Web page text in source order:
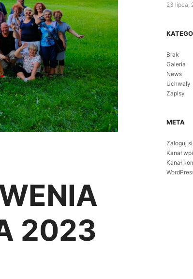
2023
23 lipca,
Brak
Galeria
News
Uchwały
Zapisy
META
Zaloguj
Kanał
Kanał